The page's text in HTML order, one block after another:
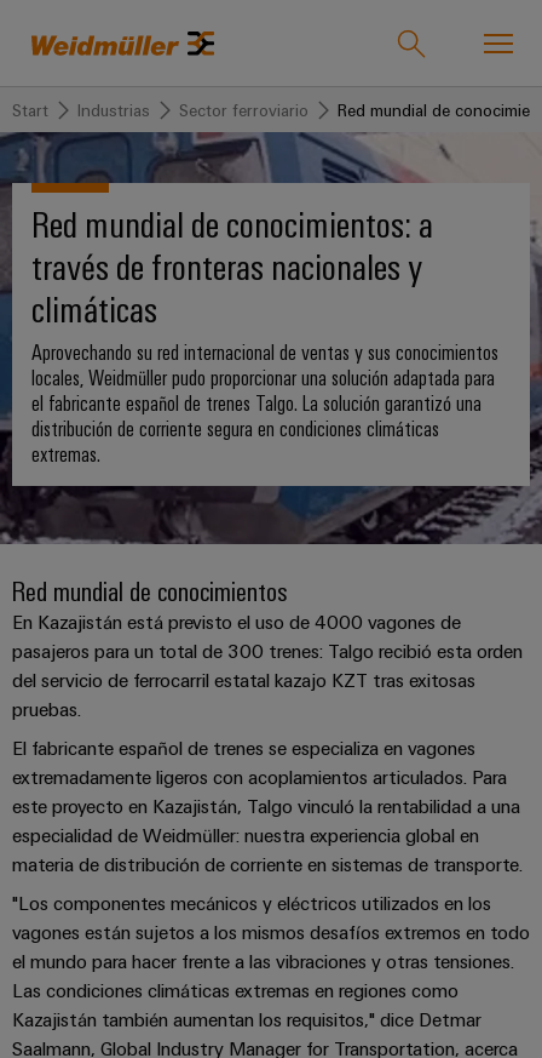
Onlineshop Support Center easyConnect
IndustriasIndustrias
Weidmüller
IndustryMatch
Un
mundo
en
3D
retos
se
vuelven
y
las
soluciones
se
pueden
Almacenamiento
de
energía
Soluciones
y
para
sistemas
almacenamiento
de
energía
(ESS)
Soluciones
Soluciones
Tecnologías
5G
Industrial
DC
Single
Ethernet
Tecnología
de
SNAP
IN
Tecnología
de
PUSH
IN
u-
OS
Productos
Productos
Connectivity
Bornes
Conectores
Bornes
y
para
circuito
impreso
y
componentes
Sistemas
de
para
cables
y
componentes
Servicio
Servicio
Productos
personalizados
Regletas
de
ya
montadas
Montaje
personalizado
de
cables
Delivery
Service
Consultoría
e
ingeniería
digital
Connectivity
Consulting
Empresa
Empresa
Nuestra
empresa
Quiénes
somos
175
años
de
Weidmüller
Datos
y
cifras
Sostenibilidad
Compliance
Ubicaciones
Información
de
gestión
y
certificados
Prensa
Company
News
La
Fundación
Joachim
invierte
en
VISTA
PREVIA
Ventas
Ventas
OEE
Soporte
Ingeniería
y
Producto
Atención
al
Cliente
Dónde
Estamos
Webinars
Condiciones
de
Venta
Subscripción
Newsletter
Global
Start Industrias Sector ferroviario Red mundial de
Red mundial de conocimientos: a
través de fronteras nacionales y
climáticas
Aprovechando su red internacional de ventas y sus conocimientos
locales, Weidmüller pudo proporcionar una solución adaptada para
el fabricante español de trenes Talgo. La solución garantizó una
distribución de corriente segura en condiciones climáticas
extremas.
Red mundial de conocimientos
En Kazajistán está previsto el uso de 4000 vagones de
pasajeros para un total de 300 trenes: Talgo recibió esta orden
del servicio de ferrocarril estatal kazajo KZT tras exitosas
pruebas.
El fabricante español de trenes se especializa en vagones
extremadamente ligeros con acoplamientos articulados. Para
este proyecto en Kazajistán, Talgo vinculó la rentabilidad a una
especialidad de Weidmüller: nuestra experiencia global en
materia de distribución de corriente en sistemas de transporte.
"Los componentes mecánicos y eléctricos utilizados en los
vagones están sujetos a los mismos desafíos extremos en todo
el mundo para hacer frente a las vibraciones y otras tensiones.
Las condiciones climáticas extremas en regiones como
Kazajistán también aumentan los requisitos," dice Detmar
Saalmann, Global Industry Manager for Transportation, acerca